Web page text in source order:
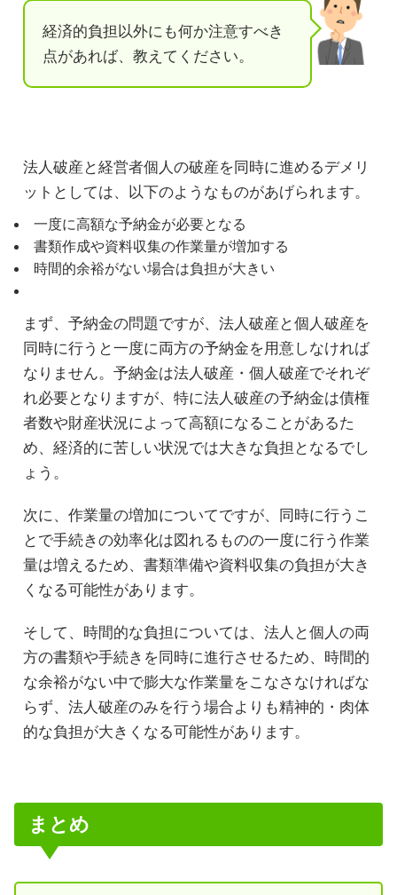
経済的負担以外にも何か注意すべき
点があれば、教えてください。
法人破産と経営者個人の破産を同時に進めるデメリ
ットとしては、以下のようなものがあげられます。
一度に高額な予納金が必要となる
書類作成や資料収集の作業量が増加する
時間的余裕がない場合は負担が大きい
まず、予納金の問題ですが、法人破産と個人破産を
同時に行うと一度に両方の予納金を用意しなければ
なりません。予納金は法人破産・個人破産でそれぞ
れ必要となりますが、特に法人破産の予納金は債権
者数や財産状況によって高額になることがあるた
め、経済的に苦しい状況では大きな負担となるでし
ょう。
次に、作業量の増加についてですが、同時に行うこ
とで手続きの効率化は図れるものの一度に行う作業
量は増えるため、書類準備や資料収集の負担が大き
くなる可能性があります。
そして、時間的な負担については、法人と個人の両
方の書類や手続きを同時に進行させるため、時間的
な余裕がない中で膨大な作業量をこなさなければな
らず、法人破産のみを行う場合よりも精神的・肉体
的な負担が大きくなる可能性があります。
まとめ